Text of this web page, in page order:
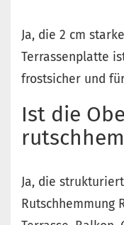
Ja, die 2 cm
Terrassenplatte
frostsicher und
Ist die
Ja, die
Rutschhemmung